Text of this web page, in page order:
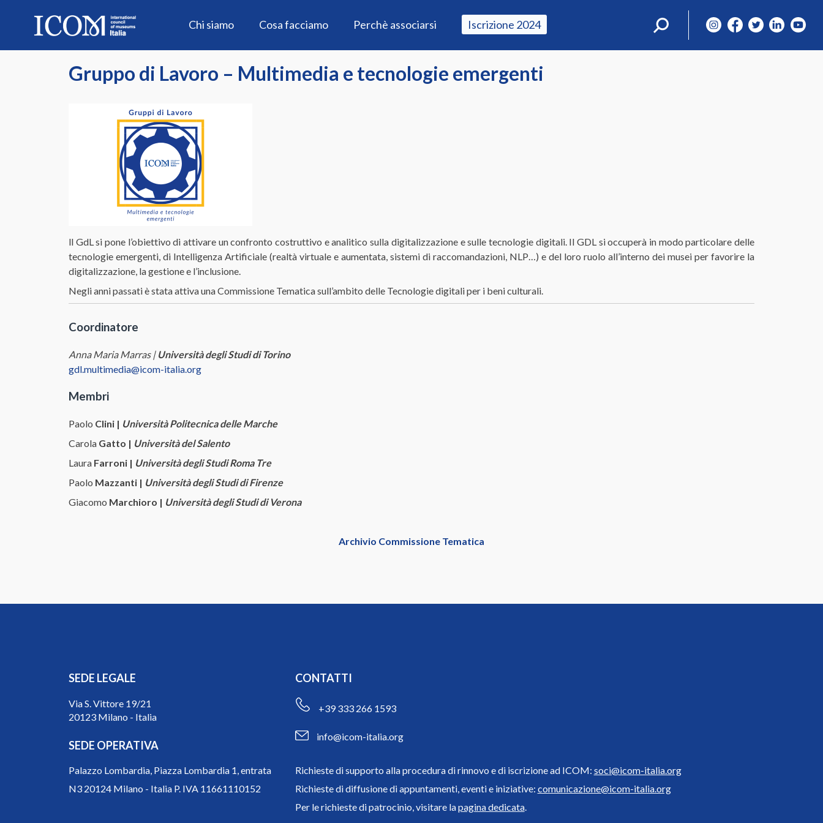
Chi siamo Cosa facciamo Perchè associarsi Iscrizione 2024
Ricerca
Gruppo di Lavoro – Multimedia e tecnologie emergenti
ll GdL si pone l’obiettivo di attivare un confronto costruttivo e analitico sulla digitalizzazione e sulle tecnologie digitali. Il GDL si occuperà in modo particolare delle
tecnologie emergenti, di Intelligenza Artificiale (realtà virtuale e aumentata, sistemi di raccomandazioni, NLP…) e del loro ruolo all’interno dei musei per favorire la
digitalizzazione, la gestione e l’inclusione.
Negli anni passati è stata attiva una Commissione Tematica sull’ambito delle Tecnologie digitali per i beni culturali.
Coordinatore
Anna Maria Marras | Università degli Studi di Torino
gdl.multimedia@icom-italia.org
Membri
Paolo Clini | Università Politecnica delle Marche
Carola Gatto | Università del Salento
Laura Farroni | Università degli Studi Roma Tre
Paolo Mazzanti | Università degli Studi di Firenze
Giacomo Marchioro | Università degli Studi di Verona
Archivio Commissione Tematica
SEDE LEGALE
Via S. Vittore 19/21
20123 Milano - Italia
SEDE OPERATIVA
CONTATTI
+39 333 266 1593
info@icom-italia.org
Palazzo Lombardia, Piazza Lombardia 1, entrata
N3 20124 Milano - Italia P. IVA 11661110152
Richieste di supporto alla procedura di rinnovo e di iscrizione ad ICOM: soci@icom-italia.org
Richieste di diffusione di appuntamenti, eventi e iniziative: comunicazione@icom-italia.org
Per le richieste di patrocinio, visitare lapagina dedicata.